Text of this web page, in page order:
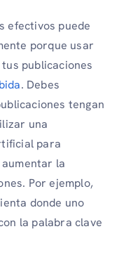
efectivos puede
porque usar
publicaciones
. Debes
tengan
una
para
la
Por ejemplo,
donde uno
la palabra clave